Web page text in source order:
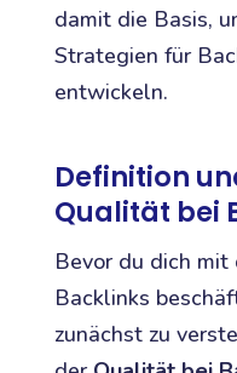
damit die Basis,
Strategien für
entwickeln.
Definition
Qualität bei
Bevor du dich
Backlinks
zunächst zu